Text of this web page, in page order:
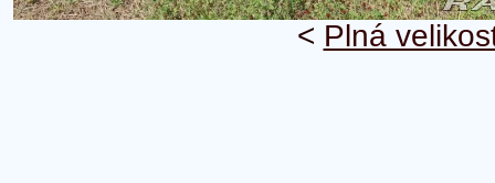
< Plná